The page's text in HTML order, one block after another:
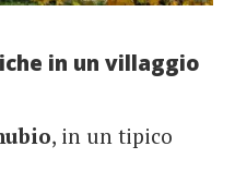
in un villaggio
, in un tipico